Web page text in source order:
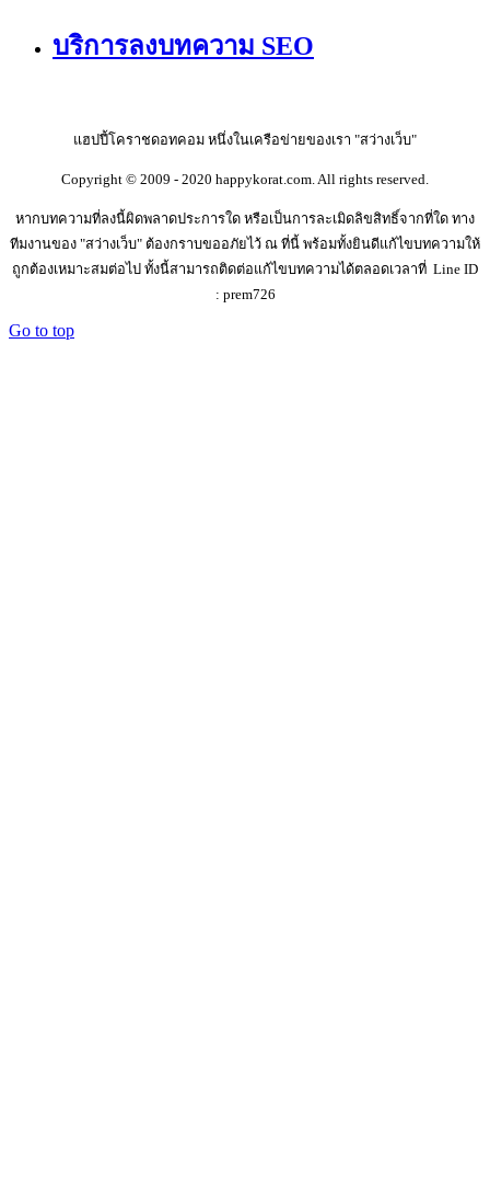
บริการลงบทความ SEO
แฮปปี้โคราชดอทคอม หนึ่งในเครือข่ายของเรา "สว่างเว็บ"
Copyright © 2009 - 2020 happykorat.com. All rights reserved.
หากบทความที่ลงนี้ผิดพลาดประการใด หรือเป็นการละเมิดลิขสิทธิ์จากที่ใด ทาง
ทีมงานของ "สว่างเว็บ" ต้องกราบขออภัยไว้ ณ ที่นี้ พร้อมทั้งยินดีแก้ไขบทความให้
ถูกต้องเหมาะสมต่อไป ทั้งนี้สามารถติดต่อแก้ไขบทความได้ตลอดเวลาที่ Line ID
: prem726
Go to top